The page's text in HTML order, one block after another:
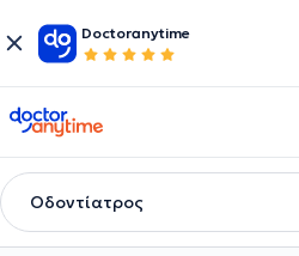
Doctoranytime
doctoranytime
Οδοντίατρος